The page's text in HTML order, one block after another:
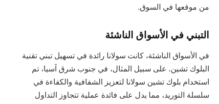
من موقعها في السوق.
التبني في الأسواق الناشئة
في الأسواق الناشئة، كانت سولانا رائدة في تسهيل تبني تقنية
البلوك تشين. على سبيل المثال، في جنوب شرق آسيا، تم
استخدام بلوك تشين سولانا لتعزيز الشفافية والكفاءة في
سلسلة التوريد، مما يدل على فائدة عملية تتجاوز التداول